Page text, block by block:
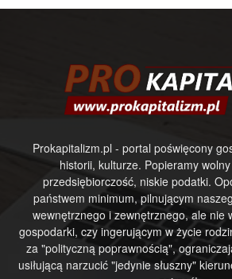
Prokapitalizm.pl - portal poświęcony
historii, kulturze. Popieramy
przedsiębiorczość, niskie podatki.
państwem minimum, pilnującym
wewnętrznego i zewnętrznego, ale nie
gospodarki, czy ingerującym w życie
za "polityczną poprawnością",
usiłującą narzucić "jedynie słuszny"